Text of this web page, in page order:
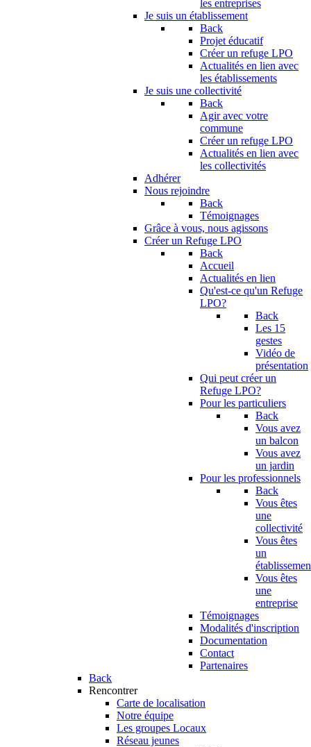
les entreprises
Je suis un établissement
Back
Projet éducatif
Créer un refuge LPO
Actualités en lien avec
les établissements
Je suis une collectivité
Back
Agir avec votre
commune
Créer un refuge LPO
Actualités en lien avec
les collectivités
Adhérer
Nous rejoindre
Back
Témoignages
Grâce à vous, nous agissons
Créer un Refuge LPO
Back
Accueil
Actualités en lien
Qu'est-ce qu'un Refuge
LPO?
Back
Les 15
gestes
Vidéo de
présentation
Qui peut créer un
Refuge LPO?
Pour les particuliers
Back
Vous avez
un balcon
Vous avez
un jardin
Pour les professionnels
Back
Vous êtes
une
collectivité
Vous êtes
un
Vous êtes
une
entreprise
Témoignages
Modalités d'inscription
Documentation
Contact
Partenaires
Back
Rencontrer
Carte de localisation
Notre équipe
Les groupes Locaux
Réseau jeunes